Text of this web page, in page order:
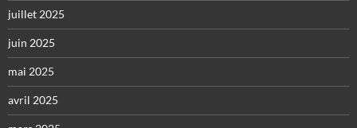
juillet 2025
juin 2025
mai 2025
avril 2025